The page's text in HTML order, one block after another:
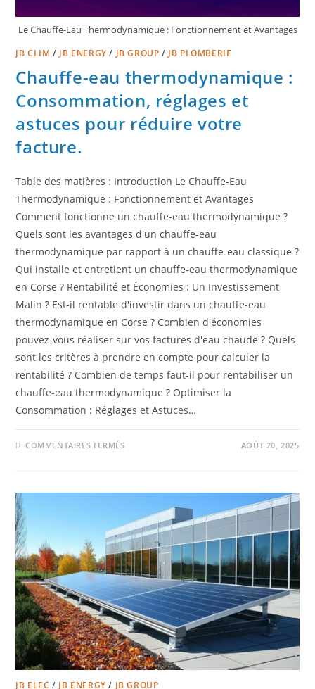
Le Chauffe-Eau Thermodynamique : Fonctionnement et Avantages
JB CLIM / JB ENERGY / JB GROUP / JB PLOMBERIE
Chauffe-eau thermodynamique :
Consommation, réglages et
astuces pour réduire votre
facture.
Table des matières : Introduction Le Chauffe-Eau
Thermodynamique : Fonctionnement et Avantages
Comment fonctionne un chauffe-eau thermodynamique ?
Quels sont les avantages d'un chauffe-eau
thermodynamique par rapport à un chauffe-eau classique ?
Qui installe et entretient un chauffe-eau thermodynamique
en Corse ? Rentabilité et Économies : Un Investissement
Malin ? Est-il rentable d'investir dans un chauffe-eau
thermodynamique en Corse ? Combien d'économies
pouvez-vous réaliser sur vos factures d'eau chaude ? Quels
sont les critères à prendre en compte pour calculer la
rentabilité ? Combien de temps faut-il pour rentabiliser un
chauffe-eau thermodynamique ? Optimiser la
Consommation : Réglages et Astuces…
COMMENTAIRES FERMÉS AOÛT 20, 2025
JB ELEC / JB ENERGY / JB GROUP